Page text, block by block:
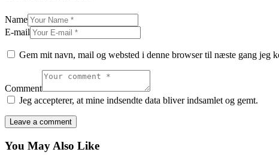
Name
E-mail
Gem mit navn, mail og websted i denne browser til næste gang jeg
Comment
Jeg accepterer, at mine indsendte data bliver indsamlet og gemt.
You May Also Like